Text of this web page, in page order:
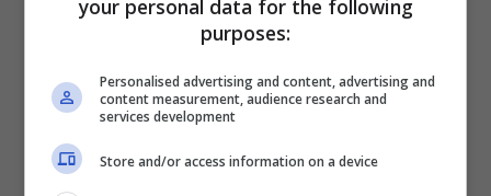
Dal canto suo, invece,iPhone 6S Plus
monta una fotocamera posteriore da12
Megapixelconslow motion a 240 FPS
grado di riprendere video fino in
your personal data for the following
purposes:
Personalised advertising and content, advertising and
content measurement, audience research and
services development
Store and/or access information on a device